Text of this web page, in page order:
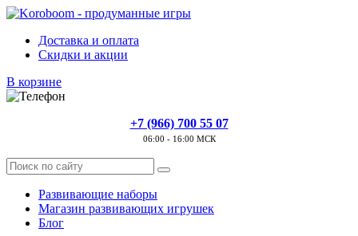
Доставка и оплата
Скидки и акции
В корзине
+7 (966) 700 55 07
06:00 - 16:00 МСК
Развивающие наборы
Магазин развивающих игрушек
Блог